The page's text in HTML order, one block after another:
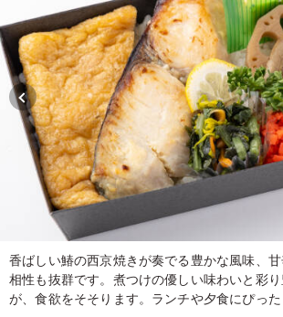
香ばしい鰆の西京焼きが奏でる豊かな風味、
相性も抜群です。煮つけの優しい味わいと彩
が、食欲をそそります。ランチや夕食にぴった